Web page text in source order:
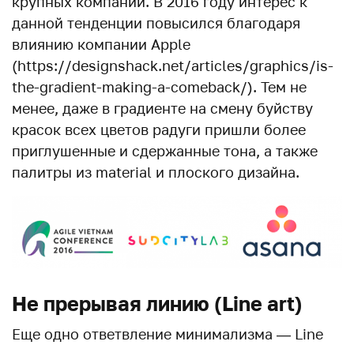
данной тенденции повысился благодаря
влиянию компании Apple
(https://designshack.net/articles/graphics/is-
the-gradient-making-a-comeback/). Тем не
менее, даже в градиенте на смену буйству
красок всех цветов радуги пришли более
приглушенные и сдержанные тона, а также
палитры из material и плоского дизайна.
Не прерывая линию (Line art)
Еще одно ответвление минимализма — Line